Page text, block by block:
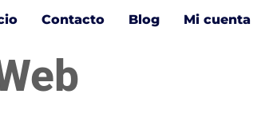
Contacto Blog Mi cuenta